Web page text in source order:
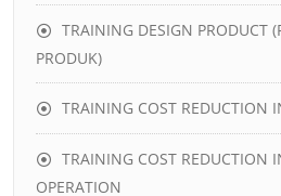
TRAINING DESIGN PRODUCT
PRODUK)
TRAINING COST REDUCTION
TRAINING COST REDUCTION
OPERATION